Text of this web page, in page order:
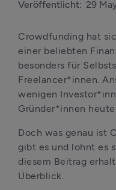
Veröffentlicht: 29
Crowdfunding hat
einer beliebten
besonders für
Freelancer*innen.
wenigen
Gründer*innen heute
Doch was genau ist
gibt es und lohnt es
diesem Beitrag
Überblick.